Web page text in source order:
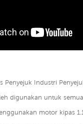
Penyejuk Industri
digunakan untuk
motor kipas